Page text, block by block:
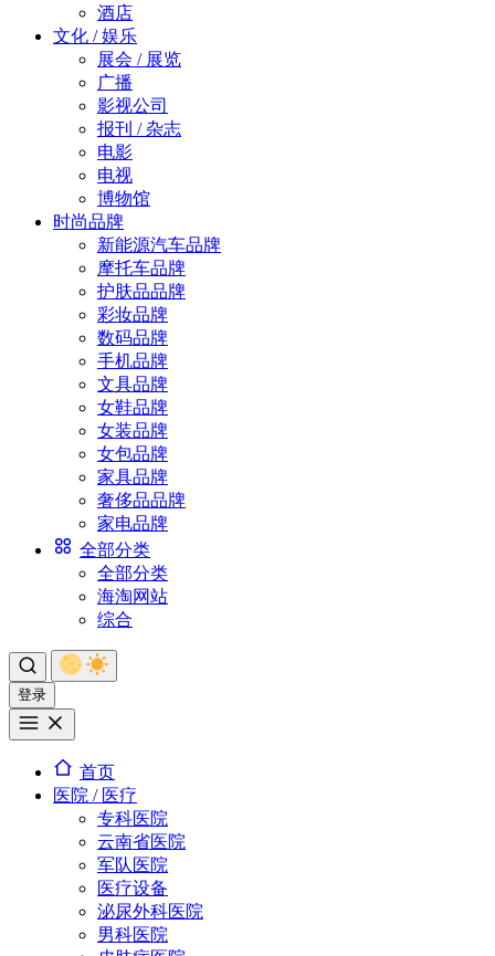
酒店
文化 / 娱乐
展会 / 展览
广播
影视公司
报刊 / 杂志
电影
电视
博物馆
时尚品牌
新能源汽车品牌
摩托车品牌
护肤品品牌
彩妆品牌
数码品牌
手机品牌
文具品牌
女鞋品牌
女装品牌
女包品牌
家具品牌
奢侈品品牌
家电品牌
全部分类
全部分类
海淘网站
综合
登录
首页
医院 / 医疗
专科医院
云南省医院
军队医院
医疗设备
泌尿外科医院
男科医院